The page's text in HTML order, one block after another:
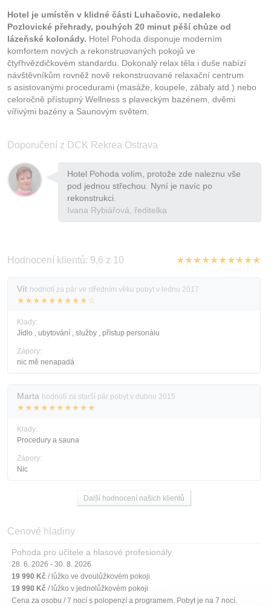
Hotel je umístěn v klidné části Luhačovic, nedaleko
Pozlovické přehrady, pouhých 20 minut pěší chůze od
lázeňské kolonády. Hotel Pohoda disponuje moderním
komfortem nových a rekonstruovaných pokojů ve
čtyřhvězdičkovém standardu. Dokonalý relax těla i duše nabízí
návštěvníkům rovněž nově rekonstruované relaxační centrum
s asistovanými procedurami (masáže, koupele, zábaly atd.) nebo
celoročně přístupný Wellness s plaveckým bazénem, dvěmi
vířivými bazény a Saunovým světem.
Doporučení z DCK Rekrea Ostrava
Hotel Pohoda volím, protože zde naleznu vše
pod jednou střechou. Nyní je navíc po
rekonstrukci.
Ivana Rybiářová, ředitelka
Hodnocení klientů: 9,6 z 10 ★★★★★★★★★★
Vít hodnotí za pár ve středním věku pobyt v lednu 2017
★★★★★★★★★☆
Klady:
Jídlo , ubytování , služby , přístup personálu
Zápory:
nic mě nenapadá
Marta hodnotí za starší pár pobyt v dubnu 2015
★★★★★★★★★★
Klady:
Procedury a sauna
Zápory:
Nic
Další hodnocení našich klientů
Cenové hladiny
Pohoda pro učitele a hlasové profesionály
28. 6. 2026 - 30. 8. 2026
19 990 Kč / lůžko ve dvoulůžkovém pokoji
19 990 Kč / lůžko v jednolůžkovém pokoji
Cena za osobu / 7 nocí s polopenzí a programem. Pobyt je na 7 nocí.